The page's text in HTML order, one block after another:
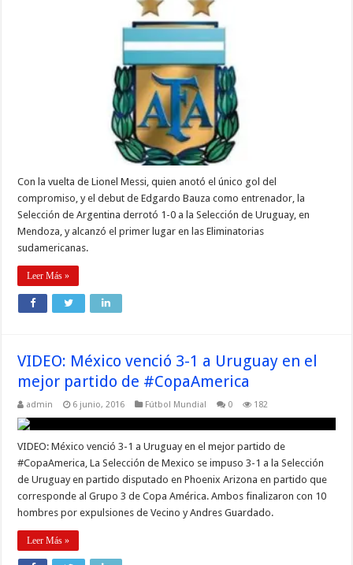
Con la vuelta de Lionel Messi, quien anotó el único gol del
compromiso, y el debut de Edgardo Bauza como entrenador, la
Selección de Argentina derrotó 1-0 a la Selección de Uruguay, en
Mendoza, y alcanzó el primer lugar en las Eliminatorias
sudamericanas.
Leer Más »
VIDEO: México venció 3-1 a Uruguay en el
mejor partido de #CopaAmerica
admin 6 junio, 2016 Fútbol Mundial 0 182
VIDEO: México venció 3-1 a Uruguay en el mejor partido de
#CopaAmerica, La Selección de Mexico se impuso 3-1 a la Selección
de Uruguay en partido disputado en Phoenix Arizona en partido que
corresponde al Grupo 3 de Copa América. Ambos finalizaron con 10
hombres por expulsiones de Vecino y Andres Guardado.
Leer Más »